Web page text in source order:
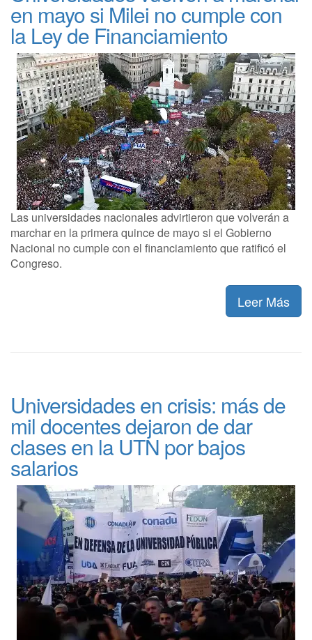
en mayo si Milei no cumple con
la Ley de Financiamiento
Las universidades nacionales advirtieron que volverán a
marchar en la primera quince de mayo si el Gobierno
Nacional no cumple con el financiamiento que ratificó el
Congreso.
Leer Más
Universidades en crisis: más de
mil docentes dejaron de dar
clases en la UTN por bajos
salarios